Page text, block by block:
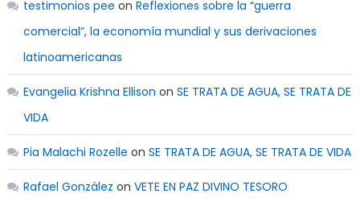
testimonios pee on Reflexiones sobre la “guerra
comercial”, la economía mundial y sus derivaciones
latinoamericanas
Evangelia Krishna Ellison on SE TRATA DE AGUA, SE TRATA DE
VIDA
Pia Malachi Rozelle on SE TRATA DE AGUA, SE TRATA DE VIDA
Rafael González on VETE EN PAZ DIVINO TESORO